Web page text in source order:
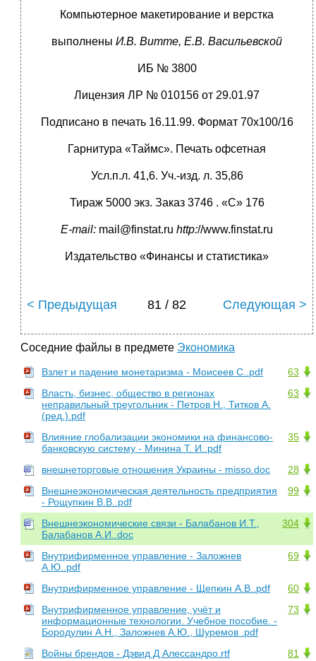
Компьютерное макетирование и верстка
выполнены И.В. Витте, Е.В. Васильевской
ИБ № 3800
Лицензия ЛР № 010156 от 29.01.97
Подписано в печать 16.11.99. Формат 70х100/16
Гарнитура «Таймс». Печать офсетная
Усл.п.л. 41,6. Уч.-изд. л. 35,86
Тираж 5000 экз. Заказ 3746 . «С» 176
E-mail: mail@finstat.ru http://www.finstat.ru
Издательство «Финансы и статистика»
< Предыдущая 81 / 82 Следующая >
Соседние файлы в предмете Экономика
63
Взлет и падение монетаризма - Моисеев С..pdf
63
Власть, бизнес, общество в регионах
неправильный треугольник - Петров Н., Титков А.
(ред.).pdf
35
Влияние глобализации экономики на финансово-
банковскую систему - Минина Т. И..pdf
28
внешнеторговые отношения Украины - misso.doc
99
Внешнеэкономическая деятельность предприятия
- Рощупкин В.В..pdf
304
Внешнеэкономические связи - Балабанов И.Т.,
Балабанов А.И..doc
69
Внутрифирменное управление - Заложнев
А.Ю..pdf
60
Внутрифирменное управление - Щепкин А.В..pdf
73
Внутрифирменное управление, учёт и
информационные технологии. Учебное пособие. -
Бородулин А.Н., Заложнев А.Ю., Шуремов .pdf
81
Войны брендов - Дэвид Д Алессандро.rtf